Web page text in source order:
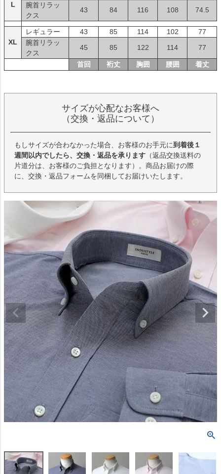
L
腕首リラッ
クス
43 84 116 108 74.5
XL
レギュラー 43 85 114 102
77
腕首リラッ
クス
45 85 122 114 77
首回 裄丈 胸囲 腰囲 着丈
サイズが心配なお客様へ
（交換・返品について）
もしサイズが合わなかった場合、お客様のお手元に到着後１
週間以内でしたら、交換・返品を承ります （返品交換送料の
片道分は、お客様のご負担となります）。商品お届けの際
に、交換・返品フォームを同梱してお届けいたします。